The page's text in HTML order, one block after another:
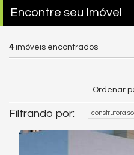
Encontre seu Imóvel
4 imóveis encontrados
Ordenar
Filtrando por: construtora